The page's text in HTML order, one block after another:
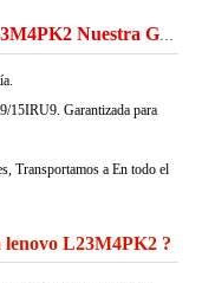
Baterías ordenador portátil lenovo L23M4PK2 Nuestra Garantía
15IRU9. Garantizada para
Transportamos a En todo el
L23M4PK2 ?